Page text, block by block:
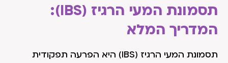
תסמונת המעי הרגיז (IBS):
המדריך המלא
תסמונת המעי הרגיז (IBS) היא הפרעה תפקודית